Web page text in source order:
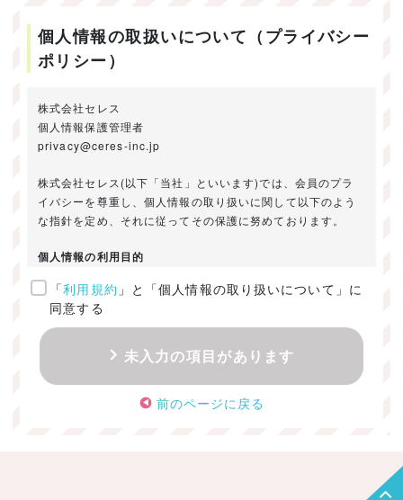
個人情報の取扱いについて（プライバシー
ポリシー）
株式会社セレス
個人情報保護管理者
privacy@ceres-inc.jp
株式会社セレス(以下「当社」といいます)では、会員のプラ
イバシーを尊重し、個人情報の取り扱いに関して以下のよう
な指針を定め、それに従ってその保護に努めております。
個人情報の利用目的
ご提供いただきました個人情報は、以下のためにのみ利用い
たします。
・お問い合わせに対する回答及び資料送付のご連絡
・当社のお客様向けサービスの提供
・本人確認
・サービスの開発・改善のための分析
「利用規約 」と「個人情報の取り扱いについて」に
同意する
未入力の項目があります
前のページに戻る